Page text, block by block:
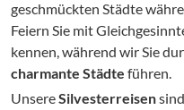
geschmückten Städte
Feiern Sie mit
kennen, während wir Sie
charmante Städte führen.
UnsereSilvesterreisen